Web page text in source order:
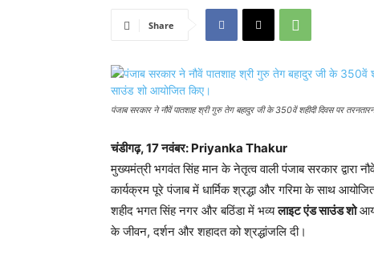
Share
पंजाब सरकार ने नौवें पातशाह श्री गुरु तेग बहादुर जी के 350वें शहीदी दिवस पर
चंडीगढ़, 17 नवंबर: Priyanka Thakur
मुख्यमंत्री भगवंत सिंह मान के नेतृत्व वाली पंजाब सरकार द्वारा
कार्यक्रम पूरे पंजाब में धार्मिक श्रद्धा और गरिमा के साथ
शहीद भगत सिंह नगर और बठिंडा में भव्यलाइट एंड साउंड शो
के जीवन, दर्शन और शहादत को श्रद्धांजलि दी।